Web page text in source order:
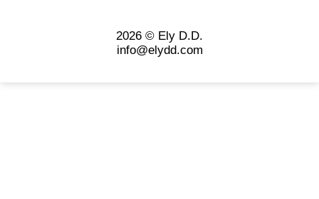
2026 © Ely D.D.
info@elydd.com